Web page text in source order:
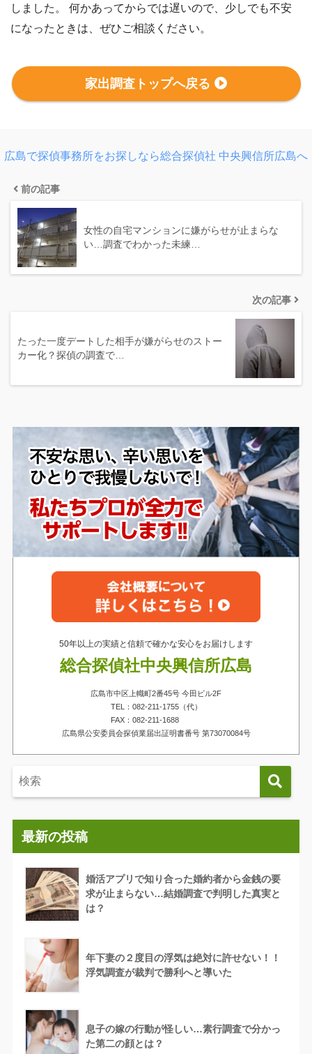
しました。 何かあってからでは遅いので、少しでも不安
になったときは、ぜひご相談ください。
家出調査トップへ戻る
広島で探偵事務所をお探しなら総合探偵社 中央興信所広島へ
前の記事
女性の自宅マンションに嫌がらせが止まらな
い…調査でわかった未練…
次の記事
たった一度デートした相手が嫌がらせのストー
カー化？探偵の調査で…
50年以上の実績と信頼で確かな安心をお届けします
総合探偵社中央興信所広島
広島市中区上幟町2番45号 今田ビル2F
TEL：082-211-1755（代）
FAX：082-211-1688
広島県公安委員会探偵業届出証明書番号 第73070084号
最新の投稿
婚活アプリで知り合った婚約者から金銭の要
求が止まらない…結婚調査で判明した真実と
は？
年下妻の２度目の浮気は絶対に許せない！！
浮気調査が裁判で勝利へと導いた
息子の嫁の行動が怪しい…素行調査で分かっ
た第二の顔とは？